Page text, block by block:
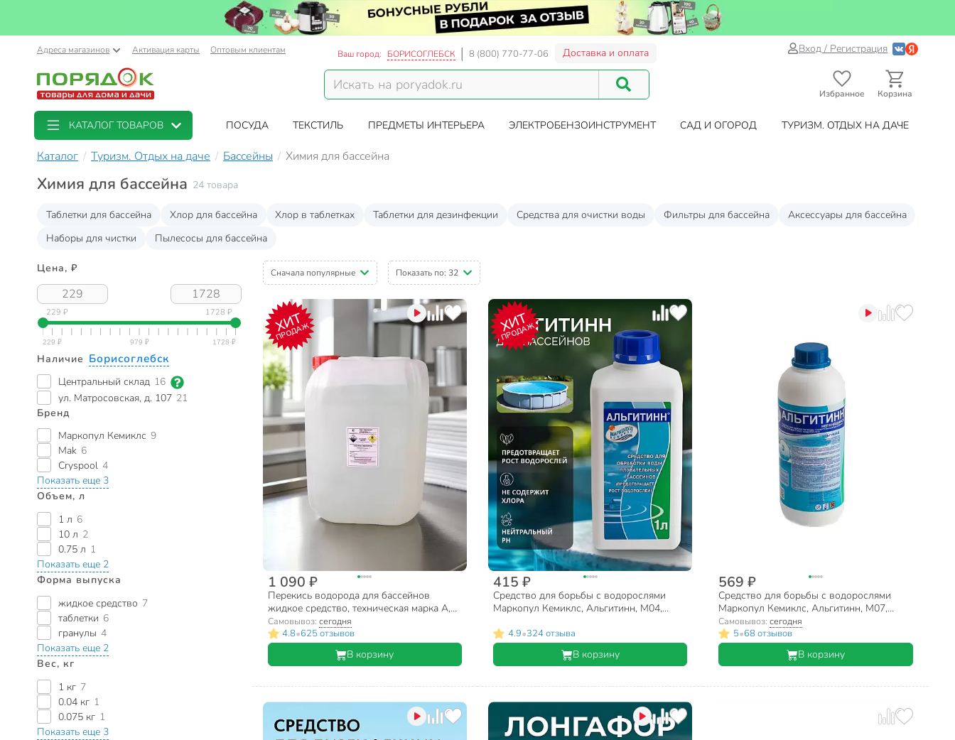
Адреса магазинов Активация карты Оптовым клиентам Ваш город: БОРИСОГЛЕБСК 8 (800) 770-77-06 Доставка и оплата Вход / Регистрация
Избранное Корзина
КАТАЛОГ ТОВАРОВ ПОСУДА ТЕКСТИЛЬ ПРЕДМЕТЫ ИНТЕРЬЕРА ЭЛЕКТРОБЕНЗОИНСТРУМЕНТ САД И ОГОРОД ТУРИЗМ. ОТДЫХ НА ДАЧЕ
Каталог Туризм. Отдых на даче Бассейны Химия для бассейна
Химия для бассейна 24 товара
Таблетки для бассейна Хлор для бассейна Хлор в таблетках Таблетки для дезинфекции Средства для очистки воды Фильтры для бассейна
Аксессуары для бассейна
Наборы для чистки
Пылесосы для бассейна
Цена, ₽
229 ₽ 1728 ₽
Наличие Борисоглебск
Центральный склад 16
ул. Матросовская, д. 107 21
Бренд
Маркопул Кемиклс 9
Mak 6
Cryspool 4
Показать еще 3
Объем, л
1 л 6
10 л 2
0.75 л 1
Показать еще 2
Форма выпуска
жидкое средство 7
таблетки 6
гранулы 4
Показать еще 2
Вес, кг
1 кг 7
0.04 кг 1
0.075 кг 1
Показать еще 3
Сначала популярные Показать по: 32
ХИТ
ПРОДАЖ
1 090 ₽
Перекись водорода для бассейнов
жидкое средство, техническая марка А,
10 л
Самовывоз: сегодня
4.8•625 отзывов
В корзину
ХИТ
ПРОДАЖ
415 ₽
Средство для борьбы с водорослями
Маркопул Кемиклс, Альгитинн, М04,
4.9•324 отзыва
В корзину
569 ₽
Средство для борьбы с водорослями
Маркопул Кемиклс, Альгитинн, М07,
жидкое средство, непенящееся, 1 л
Самовывоз:сегодня
5•68 отзывов
В корзину